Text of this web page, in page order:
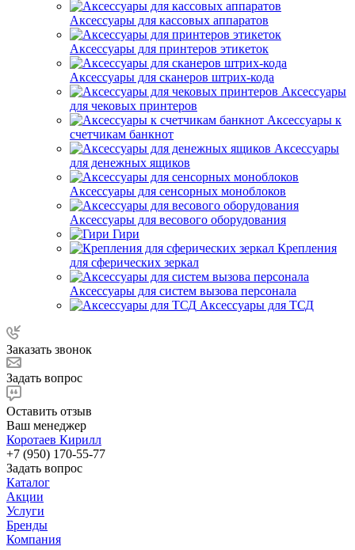
Аксессуары для кассовых аппаратов
Аксессуары для принтеров этикеток
Аксессуары для сканеров штрих-кода
Аксессуары
для чековых принтеров
Аксессуары к
счетчикам банкнот
Аксессуары
для денежных ящиков
Аксессуары для сенсорных моноблоков
Аксессуары для весового оборудования
Гири
Крепления
для сферических зеркал
Аксессуары для систем вызова персонала
Аксессуары для ТСД
Заказать звонок
Задать вопрос
Оставить отзыв
Ваш менеджер
Коротаев Кирилл
+7 (950) 170-55-77
Задать вопрос
Каталог
Акции
Услуги
Бренды
Компания